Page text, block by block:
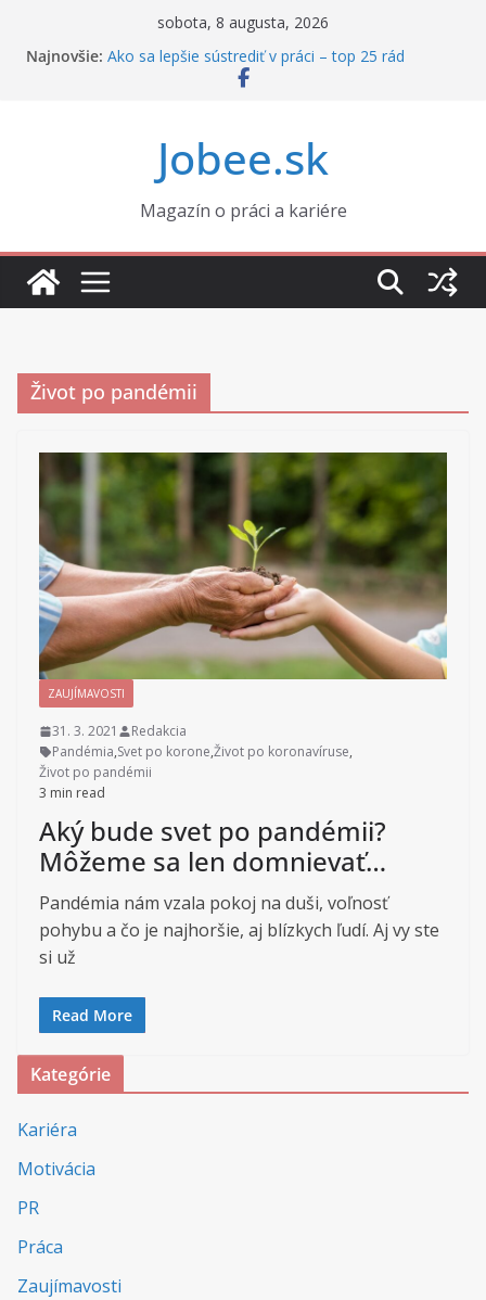
content
sobota, 8 augusta, 2026
Najnovšie: Ako sa lepšie sústrediť v práci – top 25 rád
Ako správne nastaviť zmluvu s externistom
Ako si udržať profesionálne vystupovanie za
každých okolností
Rozvod a práca: ako si udržať výkon, keď sa vám
rozpadá súkromie
Jobee.sk
Magazín o práci a kariére
Život po pandémii
ZAUJÍMAVOSTI
31. 3. 2021
Redakcia
Pandémia,Svet po korone,Život po koronavíruse,
Život po pandémii
3 min read
Aký bude svet po pandémii?
Môžeme sa len domnievať…
Pandémia nám vzala pokoj na duši, voľnosť
pohybu a čo je najhoršie, aj blízkych ľudí. Aj vy ste
si už
Read More
Kategórie
Kariéra
Motivácia
PR
Práca
Zaujímavosti